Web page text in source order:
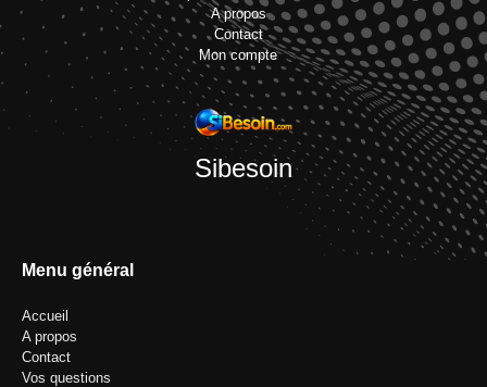
A propos
Contact
Mon compte
Sibesoin
Menu général
Accueil
A propos
Contact
Vos questions